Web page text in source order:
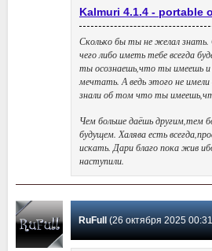
Kalmuri 4.1.4 - portable
Сколько бы ты не желал
чего либо иметь тебе всегда
ты осознаешь,что ты имеешь и
мечтать. А ведь этого не
знали об том что ты
Чем больше даёшь другим,тем
будущем. Халява есть
искать. Дари благо пока жив
наступили.
RuFull(26 октября 2025 00:31)